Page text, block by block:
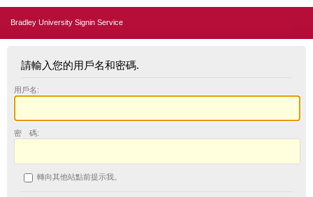
Bradley University Signin Service
請輸入您的用戶名和密碼.
用戶名:
密 碼:
轉向其他站點前提示我。